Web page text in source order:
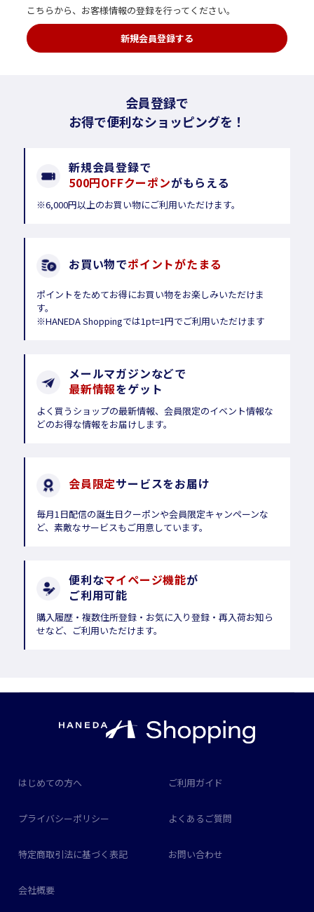
こちらから、お客様情報の登録を行ってください。
新規会員登録する
会員登録で
お得で便利なショッピングを！
新規会員登録で
500円OFFクーポンがもらえる
※6,000円以上のお買い物にご利用いただけます。
お買い物でポイントがたまる
ポイントをためてお得にお買い物をお楽しみいただけま
す。
※HANEDA Shoppingでは1pt=1円でご利用いただけます
メールマガジンなどで
最新情報をゲット
よく買うショップの最新情報、会員限定のイベント情報な
どのお得な情報をお届けします。
会員限定サービスをお届け
毎月1日配信の誕生日クーポンや会員限定キャンペーンな
ど、素敵なサービスもご用意しています。
便利なマイページ機能が
ご利用可能
購入履歴・複数住所登録・お気に入り登録・再入荷お知ら
せなど、ご利用いただけます。
はじめての方へ ご利用ガイド
プライバシーポリシー よくあるご質問
特定商取引法に基づく表記 お問い合わせ
会社概要